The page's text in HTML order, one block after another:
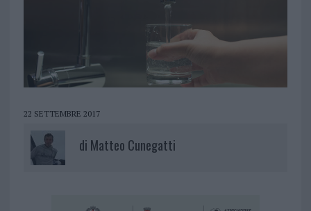
22 SETTEMBRE 2017
di Matteo Cunegatti